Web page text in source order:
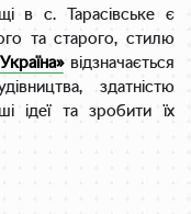
в с. Тарасівське є
та старого, стилю
відзначається
здатністю
ідеї та зробити їх